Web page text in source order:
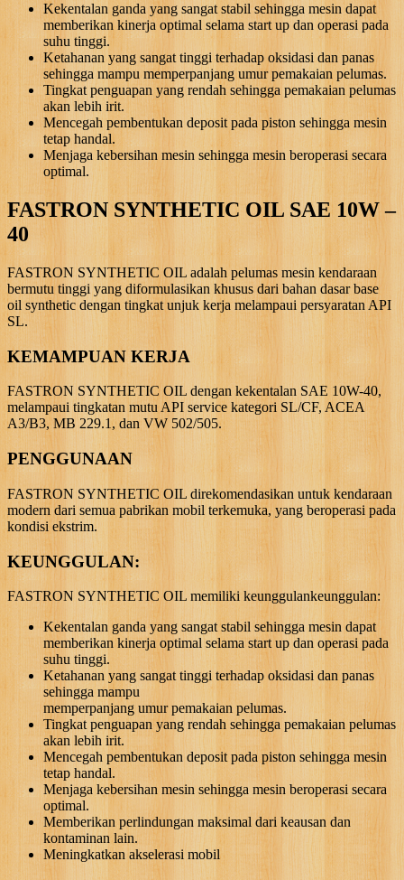
Kekentalan ganda yang sangat stabil sehingga mesin dapat
memberikan kinerja optimal selama start up dan operasi pada
suhu tinggi.
Ketahanan yang sangat tinggi terhadap oksidasi dan panas
sehingga mampu memperpanjang umur pemakaian pelumas.
Tingkat penguapan yang rendah sehingga pemakaian pelumas
akan lebih irit.
Mencegah pembentukan deposit pada piston sehingga mesin
tetap handal.
Menjaga kebersihan mesin sehingga mesin beroperasi secara
optimal.
FASTRON SYNTHETIC OIL SAE 10W –
40
FASTRON SYNTHETIC OIL adalah pelumas mesin kendaraan
bermutu tinggi yang diformulasikan khusus dari bahan dasar base
oil synthetic dengan tingkat unjuk kerja melampaui persyaratan API
SL.
KEMAMPUAN KERJA
FASTRON SYNTHETIC OIL dengan kekentalan SAE 10W-40,
melampaui tingkatan mutu API service kategori SL/CF, ACEA
A3/B3, MB 229.1, dan VW 502/505.
PENGGUNAAN
FASTRON SYNTHETIC OIL direkomendasikan untuk kendaraan
modern dari semua pabrikan mobil terkemuka, yang beroperasi pada
kondisi ekstrim.
KEUNGGULAN:
FASTRON SYNTHETIC OIL memiliki keunggulankeunggulan:
Kekentalan ganda yang sangat stabil sehingga mesin dapat
memberikan kinerja optimal selama start up dan operasi pada
suhu tinggi.
Ketahanan yang sangat tinggi terhadap oksidasi dan panas
sehingga mampu
memperpanjang umur pemakaian pelumas.
Tingkat penguapan yang rendah sehingga pemakaian pelumas
akan lebih irit.
Mencegah pembentukan deposit pada piston sehingga mesin
tetap handal.
Menjaga kebersihan mesin sehingga mesin beroperasi secara
optimal.
Memberikan perlindungan maksimal dari keausan dan
kontaminan lain.
Meningkatkan akselerasi mobil